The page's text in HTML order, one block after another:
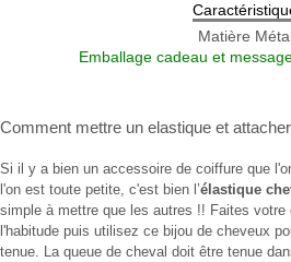
Matière
Emballage cadeau et
Comment mettre un elastique et
Si il y a bien un accessoire de coiffure que
l'on est toute petite, c'est bien l’élastique
simple à mettre que les autres !! Faites votre
l'habitude puis utilisez ce bijou de cheveux
tenue. La queue de cheval doit être tenue